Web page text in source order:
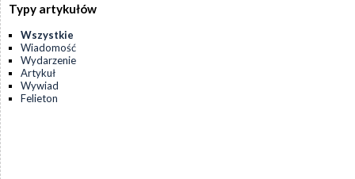
Typy artykułów
Wszystkie
Wiadomość
Wydarzenie
Artykuł
Wywiad
Felieton